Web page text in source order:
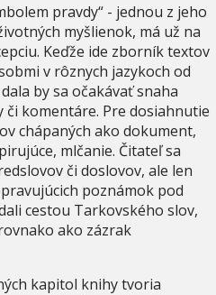
pravdy“ - jednou z jeho
myšlienok, má už na
Keďže ide zborník textov
v rôznych jazykoch od
by sa očakávať snaha
či komentáre. Pre dosiahnutie
chápaných ako dokument,
mlčanie. Čitateľ sa
či doslovov, ale len
poznámok pod
cestou Tarkovského slov,
ako zázrak
kapitol knihy tvoria